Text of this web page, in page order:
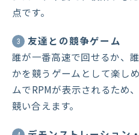
点です。
3
友達との競争ゲーム
誰が一番高速で回せるか、
かを競うゲームとして楽し
ムでRPMが表示されるため
競い合えます。